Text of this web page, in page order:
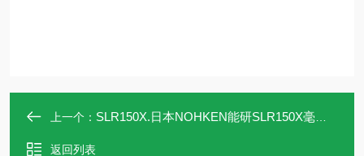
上一个： SLR150X.日本NOHKEN能研SLR150X毫米波雷达液位计
返回列表